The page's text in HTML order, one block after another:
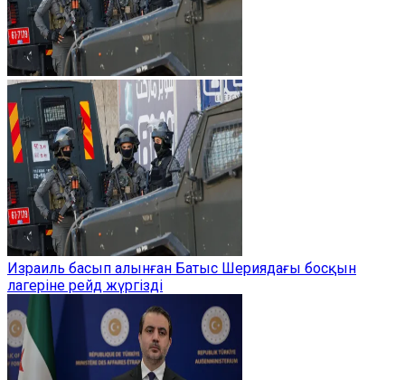
Израиль басып алынған Батыс Шериядағы босқын
лагеріне рейд жүргізді